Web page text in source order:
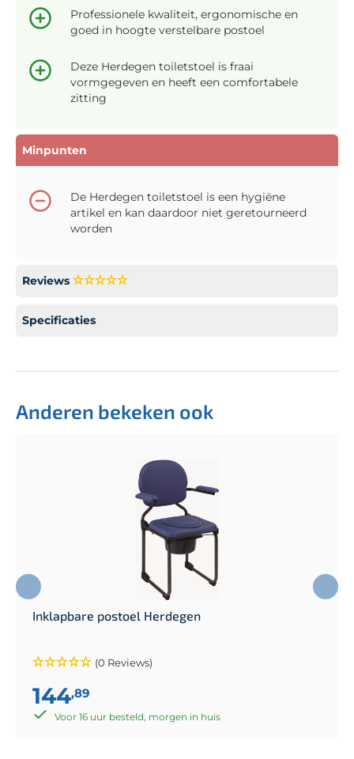
Professionele kwaliteit, ergonomische en
goed in hoogte verstelbare postoel
Deze Herdegen toiletstoel is fraai
vormgegeven en heeft een comfortabele
zitting
Minpunten
De Herdegen toiletstoel is een hygiëne
artikel en kan daardoor niet geretourneerd
worden
Reviews
Specificaties
Anderen bekeken ook
Inklapbare postoel Herdegen
(0 Reviews)
144,89
Voor 16 uur besteld, morgen in huis